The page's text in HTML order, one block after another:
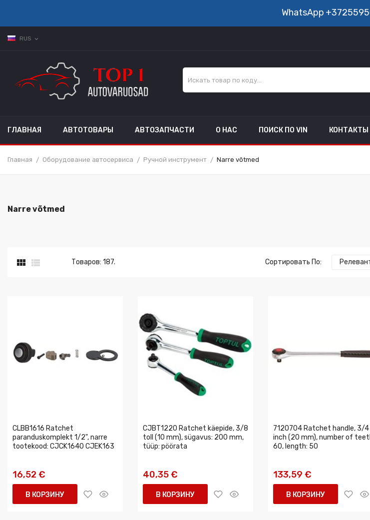
WhatsApp
RUS expand_more
ГЛАВНАЯ АВТОТОВАРЫ АВТОЗАПЧАСТИ О НАС ПОИСК ПО VIN КОНТАКТЫ
Главная Оборудование автосервиса Ручной инструмент Narre võtmed
Narre võtmed
  Товаров: 187. Сортировать По:
CLBB1616 Ratchet
paranduskomplekt 1/2", narre
tootekood: CJCK1640 CJEK163
16,52 €
В КОРЗИНУ
CJBT1220 Ratchet käepide, 3/8
toll (10 mm), sügavus: 200 mm,
tüüp: pöörata
40,35 €
В КОРЗИНУ
7120704 Ratchet handle, 3/4
inch (20 mm), number of
60, length: 50
133,59 €
В КОРЗИНУ